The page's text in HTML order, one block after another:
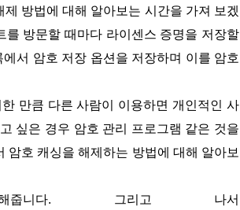
를 방문할 때마다 라이센스 증명을 저장할
서 암호 저장 옵션을 저장하며 이를 암호
싶은 경우 암호 관리 프로그램 같은 것을
암호 캐싱을 해제하는 방법에 대해 알아보